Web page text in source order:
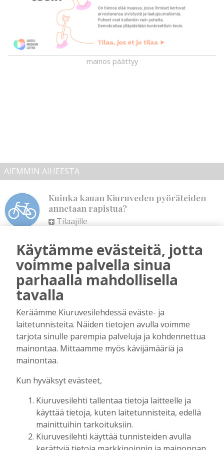
mainos päättyy
AIEMMIN AIHEESTA
Kuinka kauan Kiuruveden pyöräteiden
annetaan rapistua?
Tilaajille
Leikkausten ja veronkorotusten lisäksi
tarvitaan myös rahanhankkijoita
Tilaajille
Alli Huovinen 6.8.2026 15:56
Onko Helsinki koko Suomi?
Tilaajille
Vilho Ruotsalainen 29.7.2026 15:40
Kunta on asukkaidensa ja kyliensä summa
Tilaajille
Suvi Louhelainen
Koulun historia ansaitsee kunnioituksen
Tilaajille
Vilho Ruotsalainen 28.7.2026
Käytämme evästeitä, jotta
voimme palvella sinua
parhaalla mahdollisella
tavalla
Keräämme Kiuruvesilehdessä eväste- ja
laitetunnisteita. Näiden tietojen avulla voimme
tarjota sinulle parempia palveluja ja kohdennettua
mainontaa. Mittaamme myös kävijämääriä ja
mainontaa.
Kun hyväksyt evästeet,
Kiuruvesilehti tallentaa tietoja laitteelle ja
käyttää tietoja, kuten laitetunnisteita, edellä
mainittuihin tarkoituksiin.
Kiuruvesilehti käyttää tunnisteiden avulla